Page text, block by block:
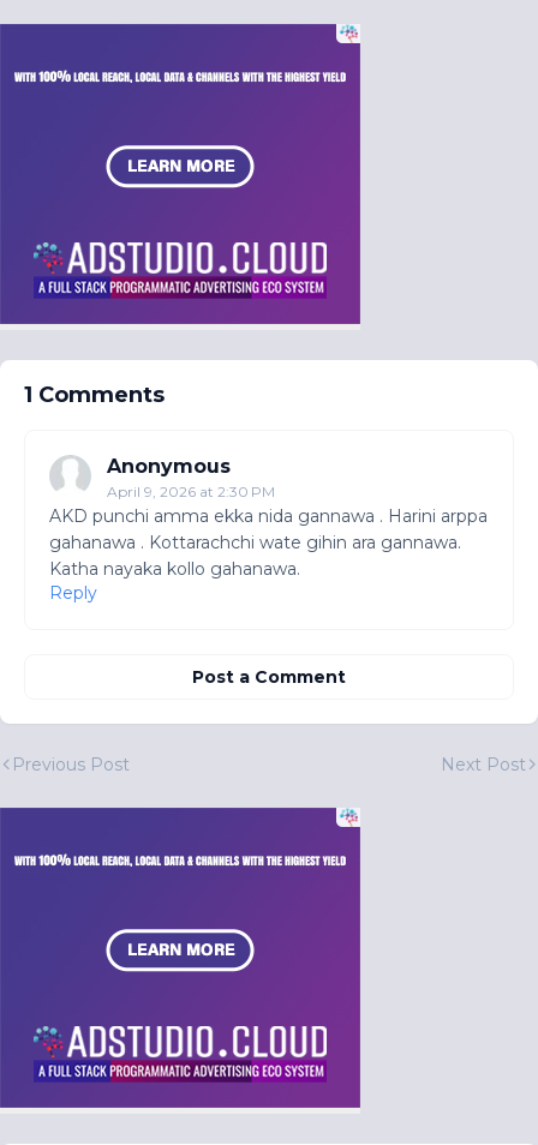
1 Comments
Anonymous
April 9, 2026 at 2:30 PM
AKD punchi amma ekka nida gannawa . Harini arppa
gahanawa . Kottarachchi wate gihin ara gannawa.
Katha nayaka kollo gahanawa.
Reply
Post a Comment
Previous Post Next Post